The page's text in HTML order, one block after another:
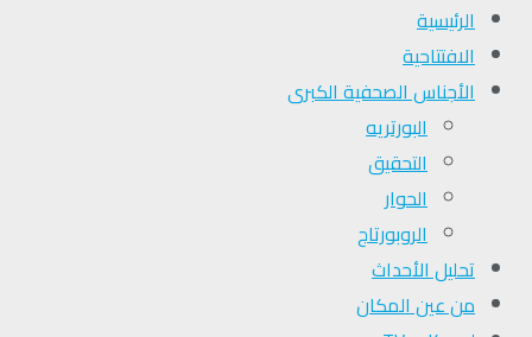
الرئيسية
الافتتاحية
الأجناس الصحفية الكبرى
البورتريه
التحقیق
الحوار
الروبورتاج
تحلیل الأحداث
من عين المكان